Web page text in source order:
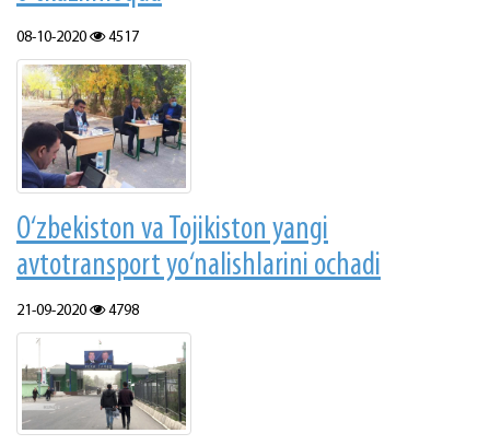
08-10-2020 4517
O‘zbekiston va Tojikiston yangi
avtotransport yo‘nalishlarini ochadi
21-09-2020 4798